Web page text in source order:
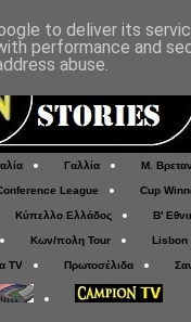
Γαλλία Μ.
League Cup
Κύπελλο Ελλάδος Β'
Κων/πολη Tour Lisbon
TV Πρωτοσέλιδα
to deliver its
performance and
abuse.